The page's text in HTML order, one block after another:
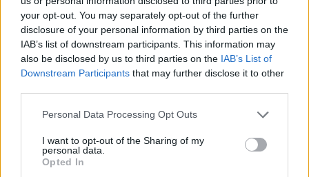
your opt-out. You may separately opt-out of the further
disclosure of your personal information by third parties on the
IAB’s list of downstream participants. This information may
also be disclosed by us to third parties on the IAB’s List of
Downstream Participants that may further disclose it to other
Personal Data Processing Opt Outs
I want to opt-out of the Sharing of my
personal data.
Opted In
Aleksander Barkov alusti
voittomaalin jatkoajalla –
Connor McDavid rikkoi 300